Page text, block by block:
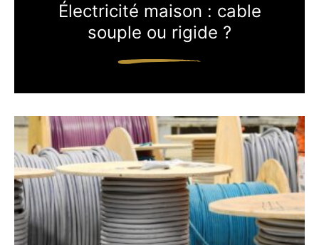
Électricité maison : cable
souple ou rigide ?